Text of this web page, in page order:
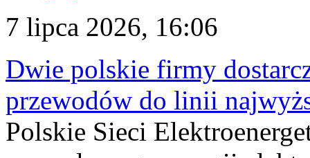
7 lipca 2026, 16:06
Dwie polskie firmy
przewodów do linii
Polskie Sieci